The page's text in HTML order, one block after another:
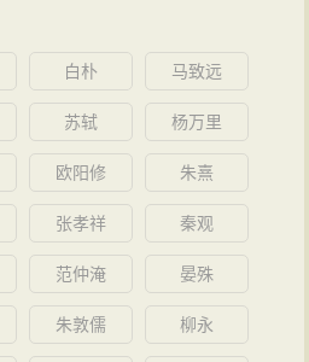
白朴 马致远
苏轼 杨万里
欧阳修 朱熹
张孝祥 秦观
范仲淹 晏殊
朱敦儒 柳永